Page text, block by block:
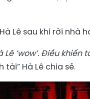
Lê sau khi rời nhà
‘wow’. Điều
tài” Hà Lê chia sẻ.